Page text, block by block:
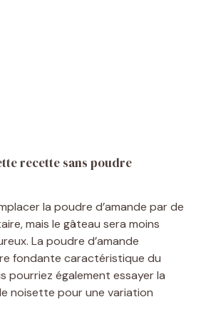
recette sans poudre
la poudre d’amande par de
mais le gâteau sera moins
La poudre d’amande
fondante caractéristique du
pourriez également essayer la
noisette pour une variation